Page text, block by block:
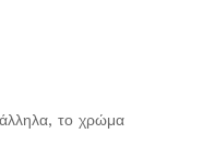
το χρώμα